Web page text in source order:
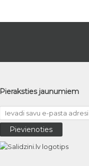
Pieraksties jaunumiem